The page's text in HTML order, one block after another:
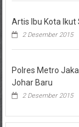
Artis Ibu Kota Ikut
2 Desember 2015
Polres Metro
Johar Baru
2 Desember 2015